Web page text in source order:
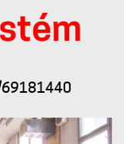
69181440